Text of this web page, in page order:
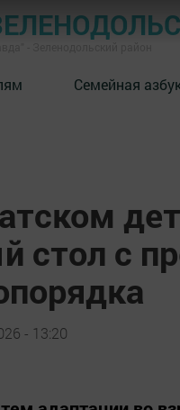
Семейная
стол с
- 13:20